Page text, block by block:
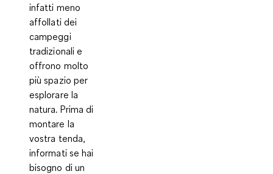
infatti meno
affollati dei
campeggi
tradizionali e
offrono molto
più spazio per
esplorare la
natura. Prima di
montare la
vostra tenda,
informati se hai
bisogno di un